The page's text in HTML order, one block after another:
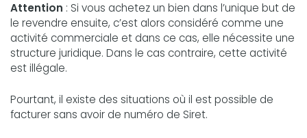
Attention : Si vous achetez un bien dans l’unique but de
le revendre ensuite, c’est alors considéré comme une
activité commerciale et dans ce cas, elle nécessite une
structure juridique. Dans le cas contraire, cette activité
est illégale.
Pourtant, il existe des situations où il est possible de
facturer sans avoir de numéro de Siret.